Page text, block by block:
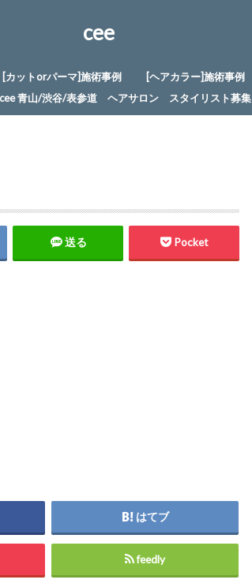
cee
[カットorパーマ]施術事例
[ヘアカラー]施術事例
cee 青山/渋谷/表参道 ヘアサロン スタイリスト募集
送る Pocket
はてブ
feedly